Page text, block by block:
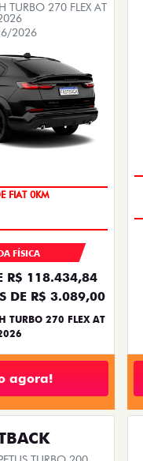
TURBO 270 FLEX AT
2026
FÍSICA
R$ 118.434,84
DE R$ 3.089,00
TURBO 270 FLEX AT
agora!